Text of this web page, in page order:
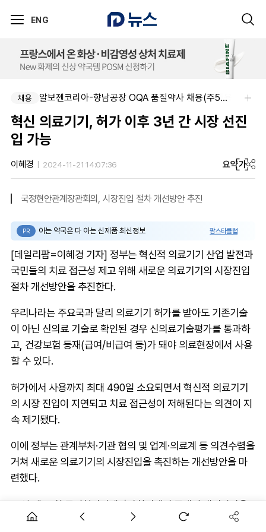
ENG
채용 동성제약(주)아산공장-동성제약 아산공장 약사 채용
채용 알보젠코리아-향남공장 OQA 품질약사 채용(주5일/파트타임 가능)
혁신 의료기기, 허가 이후 3년 간 시장 선진
입 가능
이혜경 2024-11-21 14:07:36 요약가
국정현안관계장관회의, 시장진입 절차 개선방안 추진
PR 아는 약국은 다 아는 신제품 최신정보 팜스타클럽
[데일리팜=이혜경 기자] 정부는 혁신적 의료기기 산업 발전과
국민들의 치료 접근성 제고 위해 새로운 의료기기의 시장진입
절차 개선방안을 추진한다.
우리나라는 주요국과 달리 의료기기 허가를 받아도 기존기술
이 아닌 신의료 기술로 확인된 경우 신의료기술평가를 통과하
고, 건강보험 등재(급여/비급여 등)가 돼야 의료현장에서 사용
할 수 있다.
허가에서 사용까지 최대 490일 소요되면서 혁신적 의료기기
의 시장 진입이 지연되고 치료 접근성이 저해된다는 의견이 지
속 제기됐다.
이에 정부는 관계부처·기관 협의 및 업계·의료계 등 의견수렴을
거쳐 새로운 의료기기의 시장진입을 촉진하는 개선방안을 마
련했다.
21일 제49회 국정현안관계장관회의에서 공개된 개선방안을
보면 앞으로는 국제기준에 따른 임상평가를 통해 대상질환&